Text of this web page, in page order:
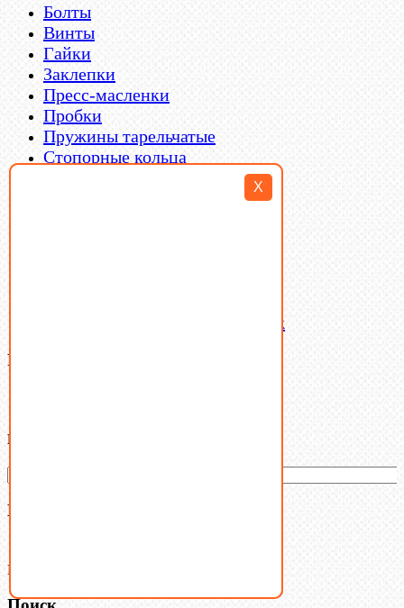
X
Болты
Винты
Гайки
Заклепки
Пресс-масленки
Пробки
Пружины тарельчатые
Стопорные кольца
Латунный и бронзовый крепеж
Filter By
Категории товаров
Ваша корзина
В корзине нет товаров.